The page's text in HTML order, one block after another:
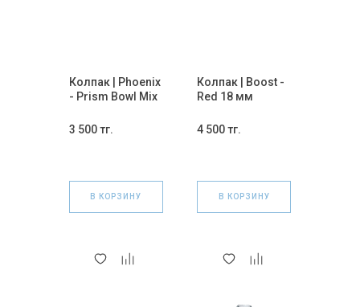
Колпак | Phoenix
- Prism Bowl Mix
3 500 тг.
В КОРЗИНУ
Колпак | Boost -
Red 18 мм
4 500 тг.
В КОРЗИНУ